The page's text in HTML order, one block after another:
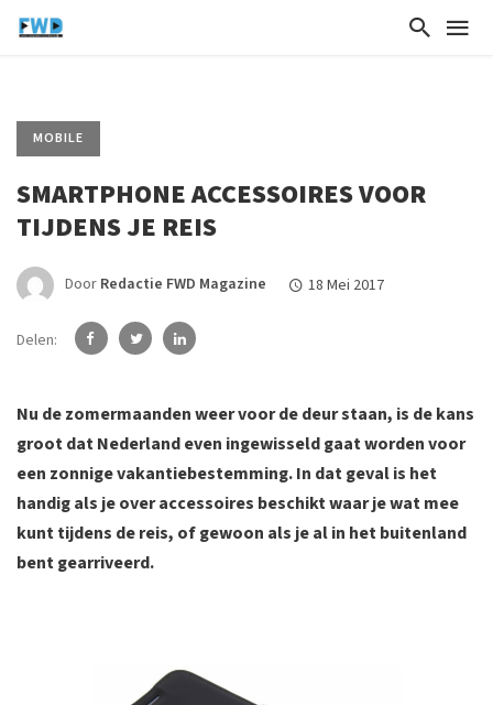
MOBILE
SMARTPHONE ACCESSOIRES VOOR
TIJDENS JE REIS
Door Redactie FWD Magazine 18 Mei 2017
Delen:
Nu de zomermaanden weer voor de deur staan, is de kans
groot dat Nederland even ingewisseld gaat worden voor
een zonnige vakantiebestemming. In dat geval is het
handig als je over accessoires beschikt waar je wat mee
kunt tijdens de reis, of gewoon als je al in het buitenland
bent gearriveerd.